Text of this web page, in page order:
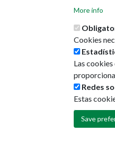
More info
Cookies
Las
Redes
Estas
Save